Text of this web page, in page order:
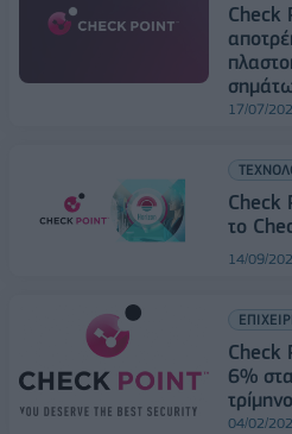
Check
17/07/
Check
το
14/09/
Check
6%
τρίμηνο
04/02/